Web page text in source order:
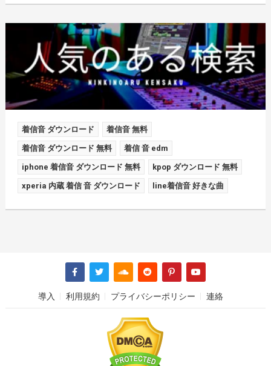
着信音 ダウンロード 着信音 無料
着信音 ダウンロード 無料 着信 音 edm
iphone 着信音 ダウンロード 無料 kpop ダウンロード 無料
xperia 内蔵 着信 音 ダウンロード line着信音 好きな曲
導入 利用規約 プライバシーポリシー 連絡